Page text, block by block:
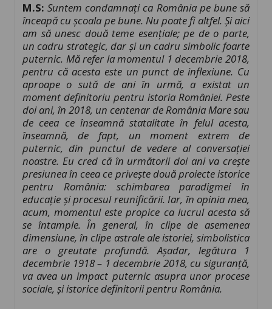
M.S:Suntem condamnați ca România pe bune să
înceapă cu școala pe bune. Nu poate fi altfel. Și aici
am să unesc două teme esențiale; pe de o parte,
un cadru strategic, dar și un cadru simbolic foarte
puternic. Mă refer la momentul 1 decembrie 2018,
pentru că acesta este un punct de inflexiune. Cu
aproape o sută de ani în urmă, a existat un
moment definitoriu pentru istoria României. Peste
doi ani, în 2018, un centenar de România Mare sau
de ceea ce înseamnă statalitate în felul acesta,
înseamnă, de fapt, un moment extrem de
puternic, din punctul de vedere al conversației
noastre. Eu cred că în următorii doi ani va crește
presiunea în ceea ce privește două proiecte istorice
pentru România: schimbarea paradigmei în
educație și procesul reunificării. Iar, în opinia mea,
acum, momentul este propice ca lucrul acesta să
se întample. În general, în clipe de asemenea
dimensiune, în clipe astrale ale istoriei, simbolistica
are o greutate profundă. Așadar, legătura 1
decembrie 1918 – 1 decembrie 2018, cu siguranță,
va avea un impact puternic asupra unor procese
sociale, și istorice definitorii pentru România.